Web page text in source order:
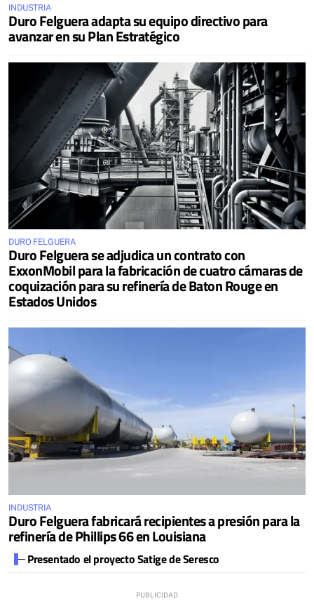
INDUSTRIA
Duro Felguera adapta su equipo directivo para
avanzar en su Plan Estratégico
DURO FELGUERA
Duro Felguera se adjudica un contrato con
ExxonMobil para la fabricación de cuatro cámaras de
coquización para su refinería de Baton Rouge en
Estados Unidos
INDUSTRIA
Duro Felguera fabricará recipientes a presión para la
refinería de Phillips 66 en Louisiana
Presentado el proyecto Satige de Seresco